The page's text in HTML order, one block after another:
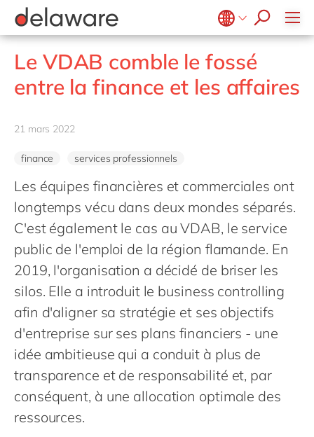
Belgium en
fr
Brazil
China
zh
en
India
Luxembourg
Malaysia
Morocco
en
Netherlands
nl
Philippines
Singapore
Switzerland
UK & Ireland
USA & Canada
Agroalimentaire
Services d'intérêt public et social
Secteur de la santé
Life Science
Private equity
Services professionnels
Énergie renouvelable
Retail
Industrie textile
Transport
Énergie et Utilités publiques
Wholesale
Microsoft Business Central
Opentext
SalesForce
SAP
SAP S/4HANA
SuccessFactors
E-invoicing with Peppol
ERP
EUDR
Réalité étendue (XR)
RAD low-code
Transformation connectée des Opérations
PPWR compliance
Automatisation robotisée des processus
Développement durable
Projets
Onboarding
Apprentissage & développement
Notre culture
RSE
Diversité & Inclusion
Evènements internes
Jobs junior
Stages
Freelance community
blogs
events
apply now
Le VDAB comble le fossé
entre la finance et les affaires
21 mars 2022
finance services professionnels
Les équipes financières et commerciales ont
longtemps vécu dans deux mondes séparés.
C'est également le cas au VDAB, le service
public de l'emploi de la région flamande. En
2019, l'organisation a décidé de briser les
silos. Elle a introduit le business controlling
afin d'aligner sa stratégie et ses objectifs
d'entreprise sur ses plans financiers - une
idée ambitieuse qui a conduit à plus de
transparence et de responsabilité et, par
conséquent, à une allocation optimale des
ressources.